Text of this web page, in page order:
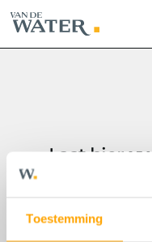
Toestemming
Laat hier
en wij